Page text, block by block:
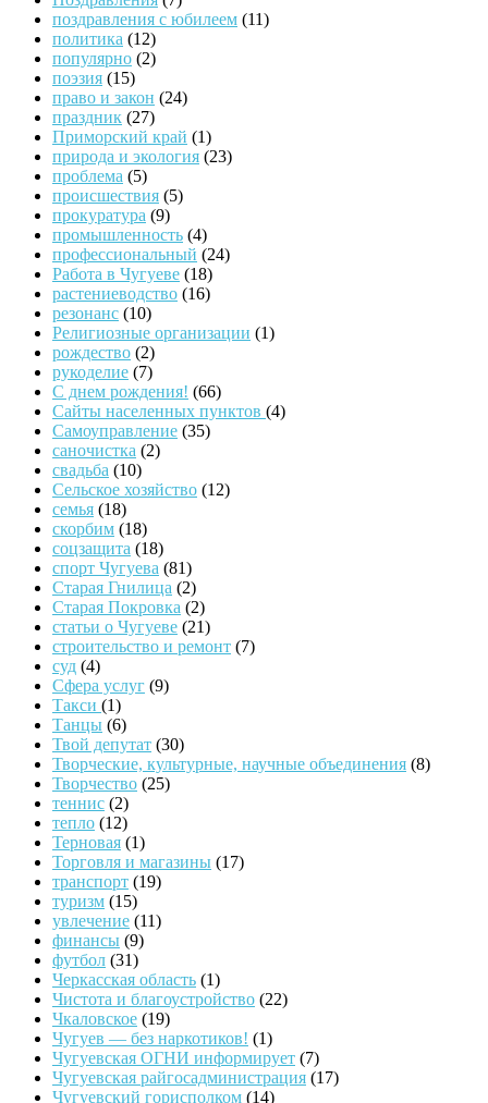
поздравления с юбилеем (11)
политика (12)
популярно (2)
поэзия (15)
право и закон (24)
праздник (27)
Приморский край (1)
природа и экология (23)
проблема (5)
происшествия (5)
прокуратура (9)
промышленность (4)
профессиональный (24)
Работа в Чугуеве (18)
растениеводство (16)
резонанс (10)
Религиозные организации (1)
рождество (2)
рукоделие (7)
С днем рождения! (66)
Сайты населенных пунктов (4)
Самоуправление (35)
саночистка (2)
свадьба (10)
Сельское хозяйство (12)
семья (18)
скорбим (18)
соцзащита (18)
спорт Чугуева (81)
Старая Гнилица (2)
Старая Покровка (2)
статьи о Чугуеве (21)
строительство и ремонт (7)
суд (4)
Сфера услуг (9)
Такси (1)
Танцы (6)
Твой депутат (30)
Творческие, культурные, научные объединения (8)
Творчество (25)
теннис (2)
тепло (12)
Терновая (1)
Торговля и магазины (17)
транспорт (19)
туризм (15)
увлечение (11)
финансы (9)
футбол (31)
Черкасская область (1)
Чистота и благоустройство (22)
Чкаловское (19)
Чугуев — без наркотиков! (1)
Чугуевская ОГНИ информирует (7)
Чугуевская райгосадминистрация (17)
Чугуевский горисполком (14)